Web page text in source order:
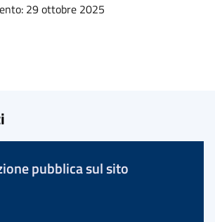
29 ottobre 2025
pubblica sul sito